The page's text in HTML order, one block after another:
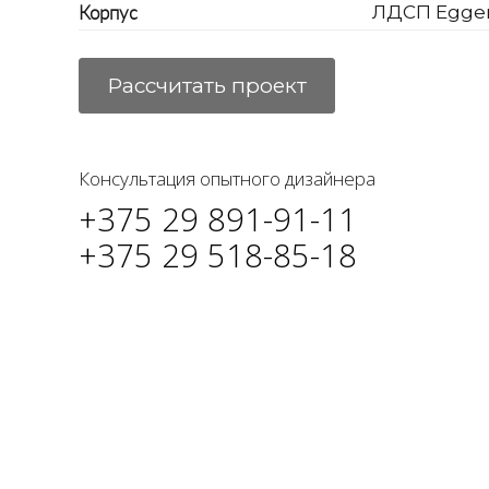
Корпус ЛДСП
Рассчитать проект
Консультация опытного дизайнера
+375 29 891-91-11
+375 29 518-85-18